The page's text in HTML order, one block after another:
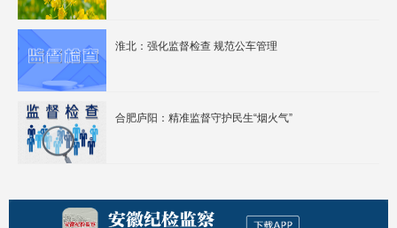
淮北：强化监督检查 规范公车管理
合肥庐阳：精准监督守护民生“烟火气”